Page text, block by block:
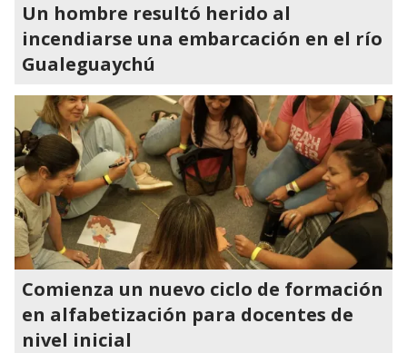
Un hombre resultó herido al
incendiarse una embarcación en el río
Gualeguaychú
Comienza un nuevo ciclo de formación
en alfabetización para docentes de
nivel inicial